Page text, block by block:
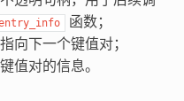
函数；
向下一个键值对；
值对的信息。